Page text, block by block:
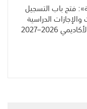
فتح باب التسجيل
والإجازات الدراسية
2026–2027